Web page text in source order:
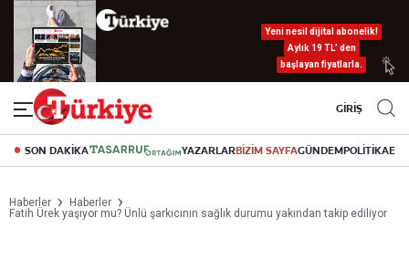
Yeni nesil dijital abonelik!
Aylık 19 TL’ den
başlayan fiyatlarla.
GİRİŞ
SON DAKİKA YAZARLARBİZİM SAYFAGÜNDEMPOLİTİKA
Haberler
Haberler
Fatih Ürek yaşıyor mu? Ünlü şarkıcının sağlık durumu yakından takip ediliyor